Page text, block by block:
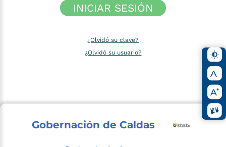
INICIAR SESIÓN
¿Olvidó su clave?
¿Olvidó su usuario?
Gobernación de Caldas